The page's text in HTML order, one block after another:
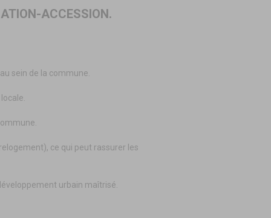
ACCESSION.
sein de la commune.
ce qui peut rassurer les
urbain maîtrisé.